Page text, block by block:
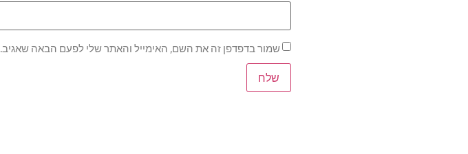
שמור בדפדפן זה את השם, האימייל והאתר שלי לפעם הבאה שאגיב.